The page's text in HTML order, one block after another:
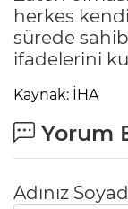
herkes
sürede
ifadelerini
Kaynak: İHA
Yorum
Adınız